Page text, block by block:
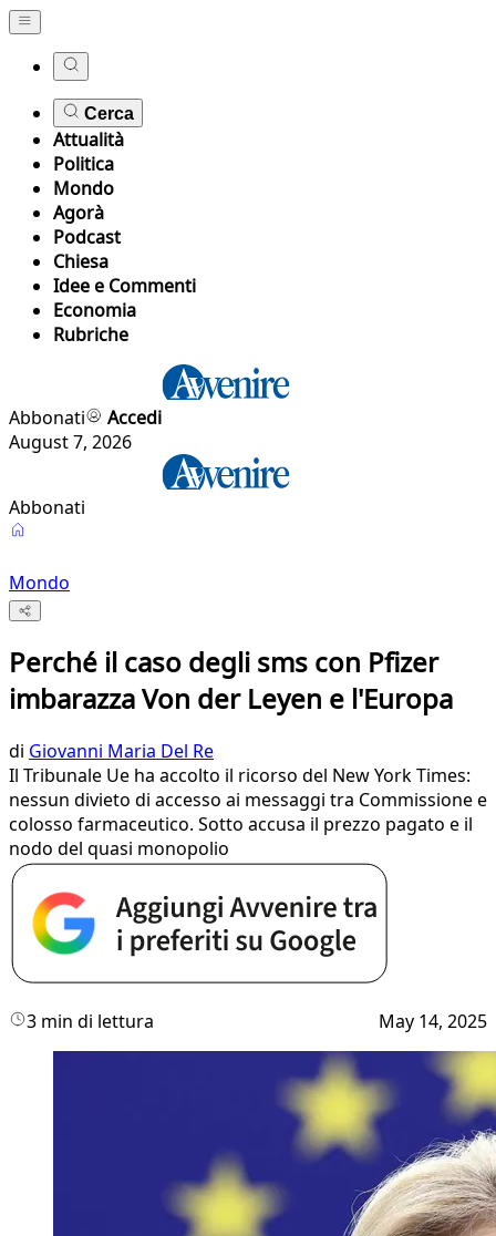
Cerca
Attualità
Politica
Mondo
Agorà
Podcast
Chiesa
Idee e Commenti
Economia
Rubriche
Abbonati
Accedi
August 7, 2026
Abbonati
Mondo
Perché il caso degli sms con Pfizer
imbarazza Von der Leyen e l'Europa
di Giovanni Maria Del Re
Il Tribunale Ue ha accolto il ricorso del New York Times:
nessun divieto di accesso ai messaggi tra Commissione e
colosso farmaceutico. Sotto accusa il prezzo pagato e il
nodo del quasi monopolio
3 min di lettura May 14, 2025